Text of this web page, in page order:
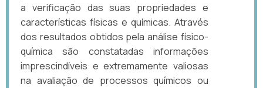
a verificação das suas propriedades e
características físicas e químicas. Através
dos resultados obtidos pela análise físico-
química são constatadas informações
imprescindíveis e extremamente valiosas
na avaliação de processos químicos ou